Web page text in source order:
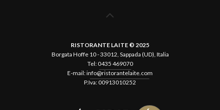
RISTORANTE LAITE © 2025
Borgata Hoffe 10 - 33012, Sappada (UD), Italia
Tel:0435 469070
E-mail:info@ristorantelaite.com
P.Iva: 00913010252